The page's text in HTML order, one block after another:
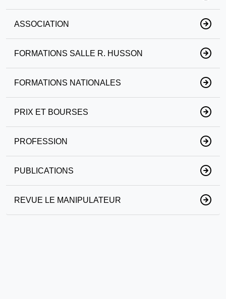
ASSOCIATION
FORMATIONS SALLE R. HUSSON
FORMATIONS NATIONALES
PRIX ET BOURSES
PROFESSION
PUBLICATIONS
REVUE LE MANIPULATEUR